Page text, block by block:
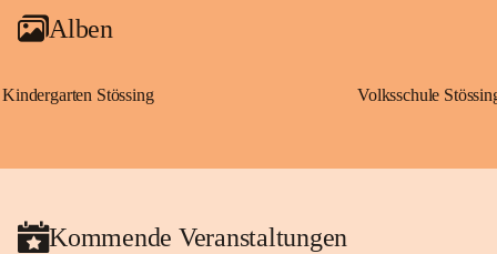
Alben
Kindergarten Stössing Volksschule
Kommende Veranstaltungen